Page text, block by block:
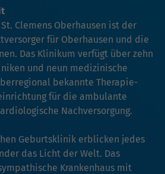
St. Clemens Oberhausen ist der
für Oberhausen und die
Das Klinikum verfügt über zehn
und neun medizinische
bekannte Therapie-
für die ambulante
Nachversorgung.
Geburtsklinik erblicken jedes
das Licht der Welt. Das
Krankenhaus mit